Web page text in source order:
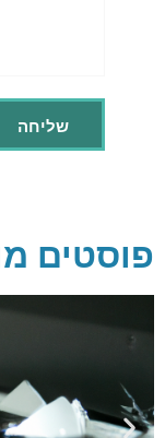
פוסטים